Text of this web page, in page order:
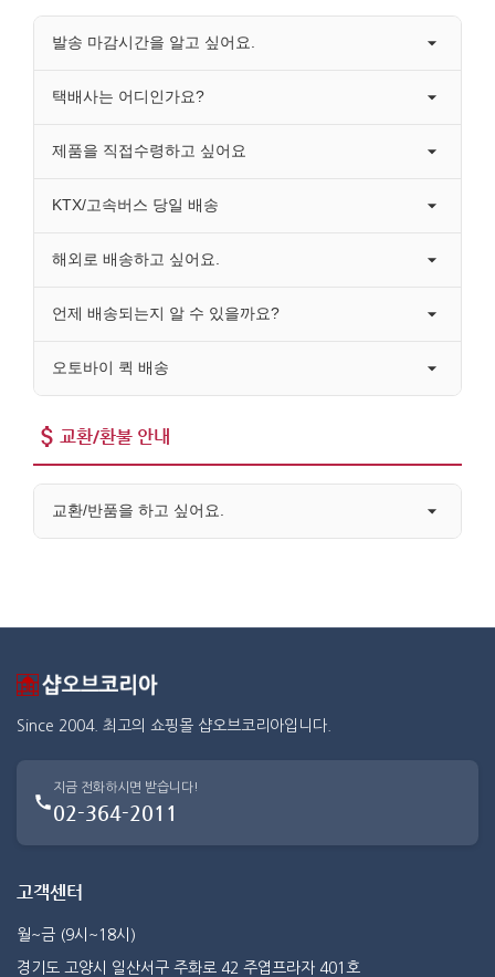
발송 마감시간을 알고 싶어요.
택배사는 어디인가요?
제품을 직접수령하고 싶어요
KTX/고속버스 당일 배송
해외로 배송하고 싶어요.
언제 배송되는지 알 수 있을까요?
오토바이 퀵 배송
교환/환불 안내
교환/반품을 하고 싶어요.
Since 2004. 최고의 쇼핑몰 샵오브코리아입니다.
지금 전화하시면 받습니다!
02-364-2011
고객센터
월~금 (9시~18시)
경기도 고양시 일산서구 주화로 42 주엽프라자 401호